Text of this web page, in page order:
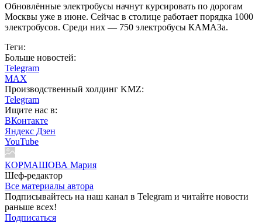
Обновлённые электробусы начнут курсировать по дорогам
Москвы уже в июне. Сейчас в столице работает порядка 1000
электробусов. Среди них — 750 электробусы КАМАЗа.
Теги:
Больше новостей:
Telegram
MAX
Производственный холдинг KMZ:
Telegram
Ищите нас в:
ВКонтакте
Яндекс Дзен
YouTube
КОРМАШОВА Мария
Шеф-редактор
Все материалы автора
Подписывайтесь на наш канал в Telegram и читайте новости
раньше всех!
Подписаться